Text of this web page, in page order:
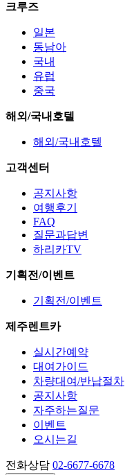
크루즈
일본
동남아
국내
유럽
중국
해외/국내호텔
해외/국내호텔
고객센터
공지사항
여행후기
FAQ
질문과답변
하리카TV
기획전/이벤트
기획전/이벤트
제주렌트카
실시간예약
대여가이드
차량대여/반납절차
공지사항
자주하는질문
이벤트
오시는길
전화상담 02-6677-6678